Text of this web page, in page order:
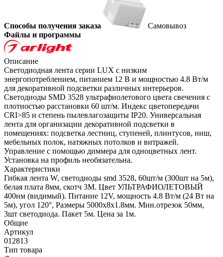
Способы получения заказа
Самовывоз
Файлы и программы
Описание
Светодиодная лента серии LUX с низким
энергопотреблением, питанием 12 В и мощностью 4.8 Вт/м
для декоративной подсветки различных интерьеров.
Светодиоды SMD 3528 ультрафиолетового цвета свечения с
плотностью расстановки 60 шт/м. Индекс цветопередачи
CRI>85 и степень пылевлагозащиты IP20. Универсальная
лента для организации декоративной подсветки в
помещениях: подсветка лестниц, ступеней, плинтусов, ниш,
мебельных полок, натяжных потолков и витражей.
Управление с помощью диммера для одноцветных лент.
Установка на профиль необязательна.
Характеристики
Гибкая лента W, светодиоды smd 3528, 60шт/м (300шт на 5м),
белая плата 8мм, скотч 3М. Цвет УЛЬТРАФИОЛЕТОВЫЙ
400нм (видимый). Питание 12V, мощность 4.8 Вт/м (24 Вт на
5м), угол 120°, Размеры 5000х8x1.8мм. Мин.отрезок 50мм,
3шт светодиода. Пакет 5м. Цена за 1м.
Общие
Артикул
012813
Тип товара